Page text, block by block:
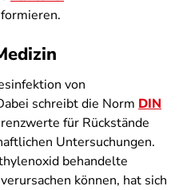
von
schreibt die Norm DIN
für Rückstände
Untersuchungen.
behandelte
können, hat sich